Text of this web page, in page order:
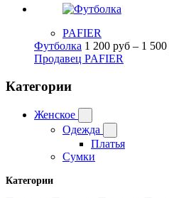
PAFIER
Футболка 1 200 руб – 1 500
Продавец PAFIER
Категории
Женское
Одежда
Платья
Сумки
Категории